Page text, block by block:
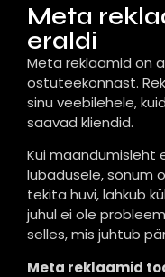
Meta
eraldi
Meta reklaamid on
ostuteekonnast.
sinu veebilehele,
saavad kliendid.
Kui maandumisleht
lubadusele, sõnum
tekita huvi, lahkub
juhul ei ole
selles, mis juhtub
Meta reklaamid